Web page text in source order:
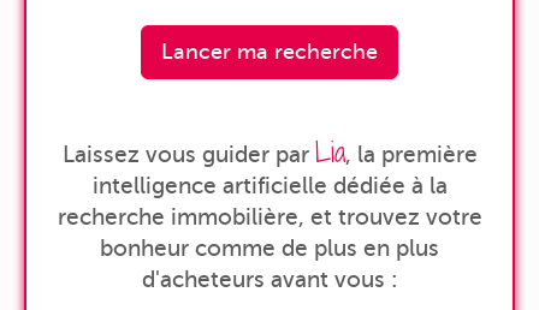
Lancer ma recherche
Laissez vous guider par Lia, la première
intelligence artificielle dédiée à la
recherche immobilière, et trouvez votre
bonheur comme de plus en plus
d'acheteurs avant vous :